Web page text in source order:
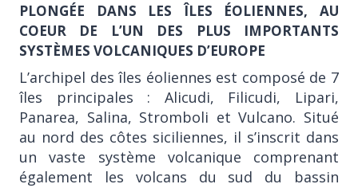
PLONGÉE DANS LES ÎLES ÉOLIENNES, AU
COEUR DE L’UN DES PLUS IMPORTANTS
SYSTÈMES VOLCANIQUES D’EUROPE
L’archipel des îles éoliennes est composé de 7
îles principales : Alicudi, Filicudi, Lipari,
Panarea, Salina, Stromboli et Vulcano. Situé
au nord des côtes siciliennes, il s’inscrit dans
un vaste système volcanique comprenant
également les volcans du sud du bassin